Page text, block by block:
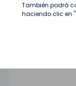
También podrá
haciendo clic en "